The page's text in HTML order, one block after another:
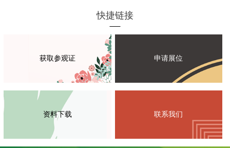
快捷链接
获取参观证 申请展位
资料下载 联系我们